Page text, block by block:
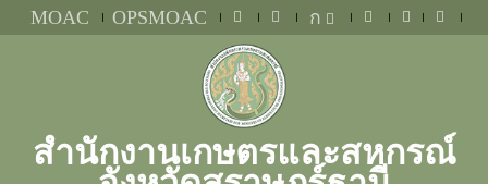
MOAC OPSMOAC ก
สำนักงานเกษตรและสหกรณ์